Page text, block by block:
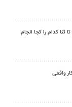
ثنا کدام را کجا انجام